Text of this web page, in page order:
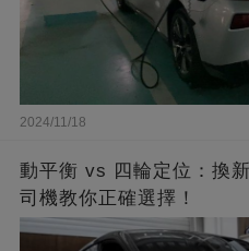
2024/11/18
動平衡 vs 四輪定位：換
司機教你正確選擇！